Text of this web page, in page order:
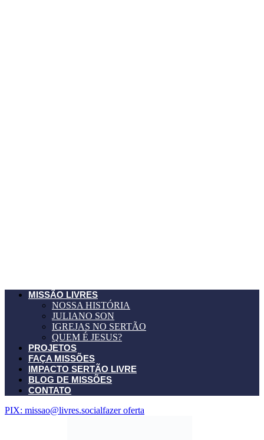
MISSÃO LIVRES
NOSSA HISTÓRIA
JULIANO SON
IGREJAS NO SERTÃO
QUEM É JESUS?
PROJETOS
FAÇA MISSÕES
IMPACTO SERTÃO LIVRE
BLOG DE MISSÕES
CONTATO
PIX: missao@livres.socialfazer oferta